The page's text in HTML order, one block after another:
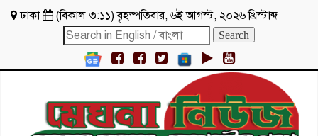
ঢাকা (বিকাল ৩:১১)বৃহস্পতিবার,৬ই আগস্ট, ২০২৬ খ্রিস্টাব্দ